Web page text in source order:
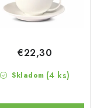
Skladom (4 ks)
€22,30